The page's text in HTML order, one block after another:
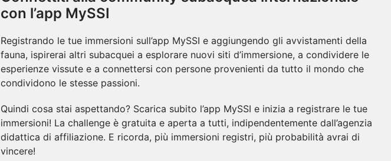
con l’app MySSI
Registrando le tue immersioni sull’app MySSI e aggiungendo gli avvistamenti della
fauna, ispirerai altri subacquei a esplorare nuovi siti d’immersione, a condividere le
esperienze vissute e a connettersi con persone provenienti da tutto il mondo che
condividono le stesse passioni.
Quindi cosa stai aspettando? Scarica subito l’app MySSI e inizia a registrare le tue
immersioni! La challenge è gratuita e aperta a tutti, indipendentemente dall’agenzia
didattica di affiliazione. E ricorda, più immersioni registri, più probabilità avrai di
vincere!